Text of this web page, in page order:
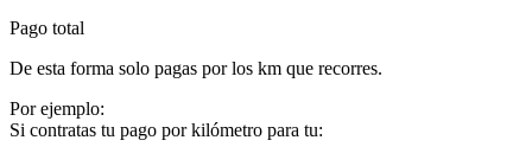
Pago total
De esta forma solo pagas por los km que recorres.
Por ejemplo:
Si contratas tu pago por kilómetro para tu: